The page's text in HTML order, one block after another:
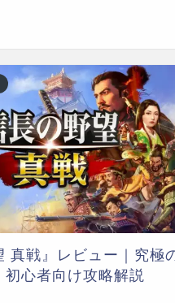
真戦』レビュー｜究極
初心者向け攻略解説